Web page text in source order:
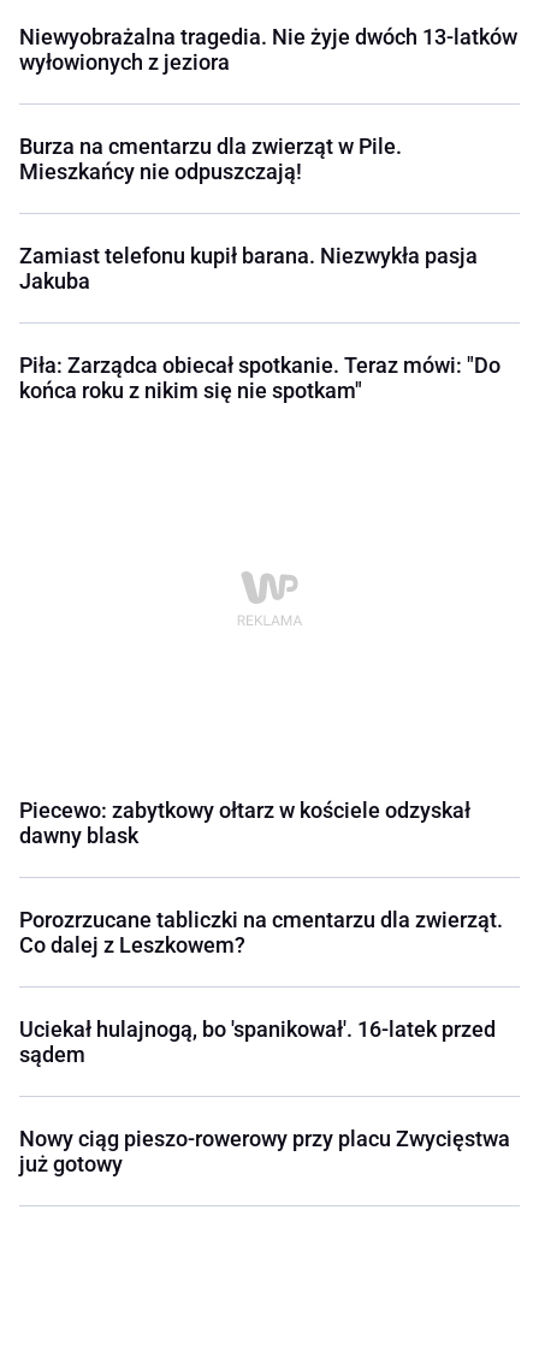
Niewyobrażalna tragedia. Nie żyje dwóch 13-latków
wyłowionych z jeziora
Burza na cmentarzu dla zwierząt w Pile.
Mieszkańcy nie odpuszczają!
Zamiast telefonu kupił barana. Niezwykła pasja
Jakuba
Piła: Zarządca obiecał spotkanie. Teraz mówi: "Do
końca roku z nikim się nie spotkam"
Piecewo: zabytkowy ołtarz w kościele odzyskał
dawny blask
Porozrzucane tabliczki na cmentarzu dla zwierząt.
Co dalej z Leszkowem?
Uciekał hulajnogą, bo 'spanikował'. 16-latek przed
sądem
Nowy ciąg pieszo-rowerowy przy placu Zwycięstwa
już gotowy